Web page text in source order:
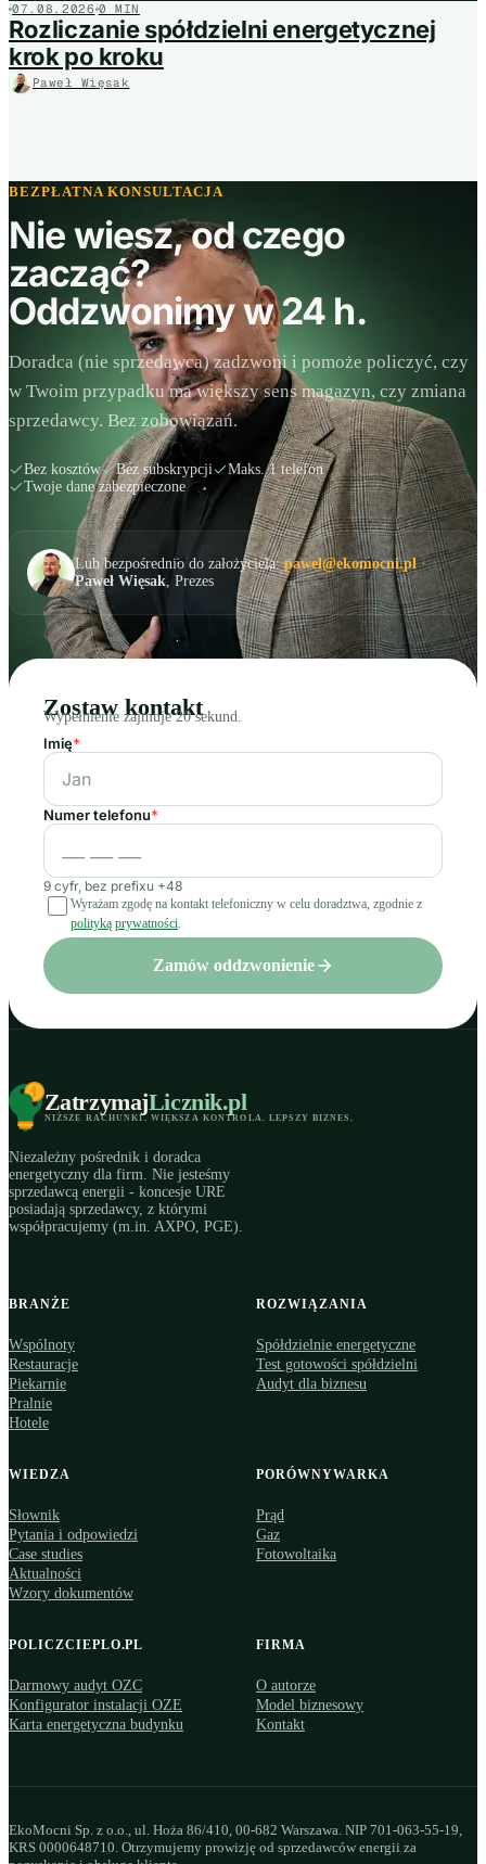
07.08.2026 0 MIN
Rozliczanie spółdzielni energetycznej
krok po kroku
Paweł Więsak
BEZPŁATNA KONSULTACJA
Nie wiesz, od czego
zacząć?
Oddzwonimy w 24 h.
Doradca (nie sprzedawca) zadzwoni i pomoże policzyć, czy
w Twoim przypadku ma większy sens magazyn, czy zmiana
sprzedawcy. Bez zobowiązań.
Bez kosztów Bez subskrypcji
Maks. 1 telefon
Twoje dane zabezpieczone
Lub bezpośrednio do założyciela:pawel@ekomocni.pl·
Paweł Więsak, Prezes
Zostaw kontakt
Wypełnienie zajmuje 20 sekund.
Imię*
Numer telefonu*
9 cyfr, bez prefixu +48
Wyrażam zgodę na kontakt telefoniczny w celu doradztwa, zgodnie z
polityką prywatności.
Zamów oddzwonienie
ZatrzymajLicznik.pl
NIŻSZE RACHUNKI. WIĘKSZA KONTROLA. LEPSZY BIZNES .
Niezależny pośrednik i doradca
energetyczny dla firm. Nie jesteśmy
sprzedawcą energii - koncesje URE
posiadają sprzedawcy, z którymi
współpracujemy (m.in. AXPO, PGE).
BRANŻE
Wspólnoty
Restauracje
Piekarnie
Pralnie
Hotele
ROZWIĄZANIA
Spółdzielnie energetyczne
Test gotowości spółdzielni
Audyt dla biznesu
WIEDZA
Słownik
Pytania i odpowiedzi
Case studies
Aktualności
Wzory dokumentów
PORÓWNYWARKA
Prąd
Gaz
Fotowoltaika
POLICZCIEPLO.PL
Darmowy audyt OZC
Konfigurator instalacji OZE
Karta energetyczna budynku
FIRMA
O autorze
Model biznesowy
Kontakt
EkoMocni Sp. z o.o., ul. Hoża 86/410, 00-682 Warszawa. NIP 701-063-55-19,
KRS 0000648710. Otrzymujemy prowizję od sprzedawców energii za